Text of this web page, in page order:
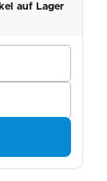
auf Lager